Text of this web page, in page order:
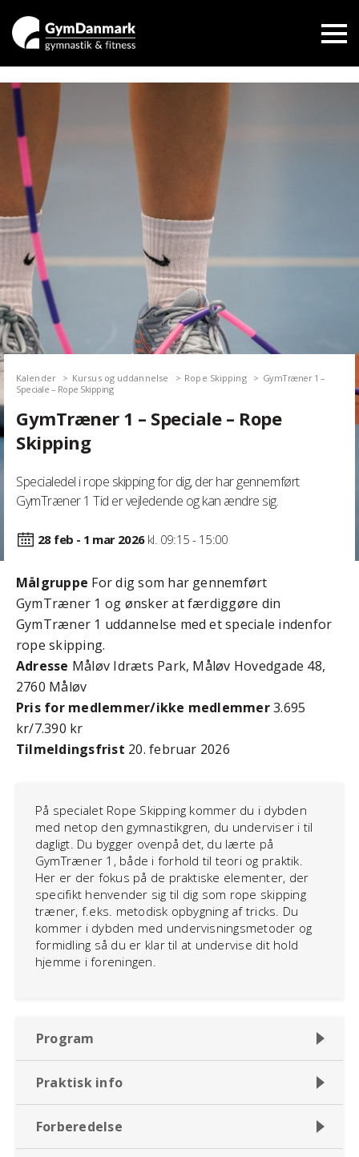
Kalender Kursus og uddannelse Rope Skipping
GymTræner 1 –
Speciale – Rope Skipping
GymTræner 1 – Speciale – Rope
Skipping
Specialedel i rope skipping for dig, der har gennemført
GymTræner 1 Tid er vejledende og kan ændre sig.
28 feb - 1 mar 2026kl. 09:15 - 15:00
Målgruppe For dig som har gennemført
GymTræner 1 og ønsker at færdiggøre din
GymTræner 1 uddannelse med et speciale indenfor
rope skipping.
Adresse Måløv Idræts Park, Måløv Hovedgade 48,
2760 Måløv
Pris for medlemmer/ikke medlemmer3.695
kr/7.390 kr
Tilmeldingsfrist 20. februar 2026
På specialet Rope Skipping kommer du i dybden
med netop den gymnastikgren, du underviser i til
dagligt. Du bygger ovenpå det, du lærte på
GymTræner 1, både i forhold til teori og praktik.
Her er der fokus på de praktiske elementer, der
specifikt henvender sig til dig som rope skipping
træner, f.eks. metodisk opbygning af tricks. Du
kommer i dybden med undervisningsmetoder og
formidling så du er klar til at undervise dit hold
hjemme i foreningen.
Program
Praktisk info
Forberedelse